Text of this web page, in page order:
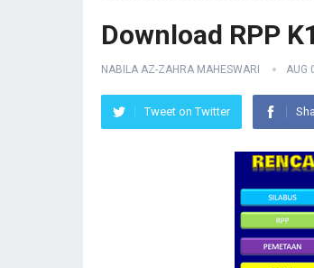
Download RPP
NABILA AZ-ZAHRA MAHESWARI AUG
Tweet on Twitter